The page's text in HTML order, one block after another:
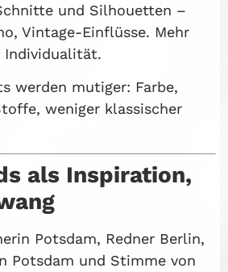
und Silhouetten –
Vintage-Einflüsse. Mehr
Individualität.
werden mutiger: Farbe,
weniger klassischer
als Inspiration,
Potsdam, Redner Berlin,
Potsdam und Stimme von